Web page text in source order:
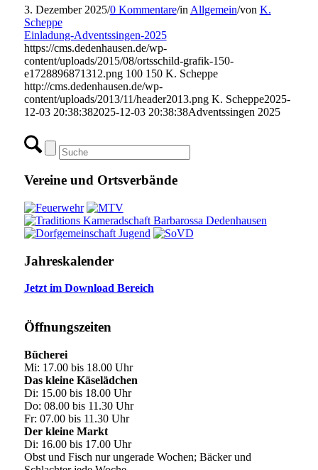
3. Dezember 2025/0 Kommentare/in Allgemein/von K.
Scheppe
Einladung-Adventssingen-2025
https://cms.dedenhausen.de/wp-
content/uploads/2015/08/ortsschild-grafik-150-
e1728896871312.png 100 150 K. Scheppe
http://cms.dedenhausen.de/wp-
content/uploads/2013/11/header2013.png K. Scheppe2025-
12-03 20:38:382025-12-03 20:38:38Adventssingen 2025
Vereine und Ortsverbände
Jahreskalender
Jetzt im Download Bereich
Öffnungszeiten
Bücherei
Mi: 17.00 bis 18.00 Uhr
Das kleine Käselädchen
Di: 15.00 bis 18.00 Uhr
Do: 08.00 bis 11.30 Uhr
Fr: 07.00 bis 11.30 Uhr
Der kleine Markt
Di: 16.00 bis 17.00 Uhr
Obst und Fisch nur ungerade Wochen; Bäcker und